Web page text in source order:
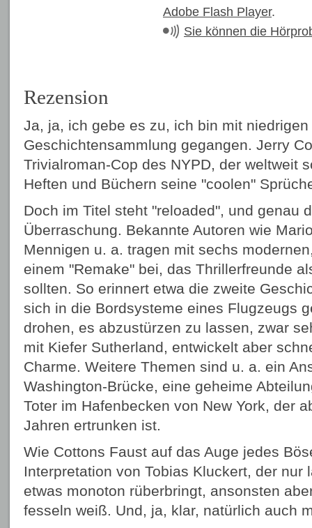
Adobe Flash Player.
Sie können die
Rezension
Ja, ja, ich gebe es zu, ich bin mit
Geschichtensammlung gegangen. Jerry
Trivialroman-Cop des NYPD, der weltweit
Heften und Büchern seine "coolen"
Doch im Titel steht "reloaded", und genau
Überraschung. Bekannte Autoren wie
Mennigen u. a. tragen mit sechs
einem "Remake" bei, das Thrillerfreunde
sollten. So erinnert etwa die zweite
sich in die Bordsysteme eines Flugzeugs
drohen, es abzustürzen zu lassen, zwar
mit Kiefer Sutherland, entwickelt aber
Charme. Weitere Themen sind u. a. ein
Washington-Brücke, eine geheime
Toter im Hafenbecken von New York, der
Jahren ertrunken ist.
Wie Cottons Faust auf das Auge jedes
Interpretation von Tobias Kluckert, der nur
etwas monoton rüberbringt, ansonsten
fesseln weiß. Und, ja, klar, natürlich auch